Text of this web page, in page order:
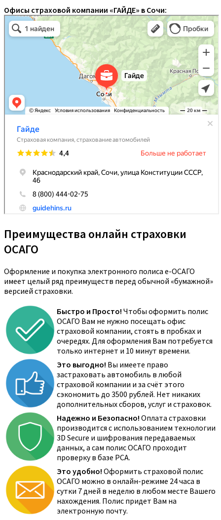
Офисы страховой компании «ГАЙДЕ» в Сочи:
Преимущества онлайн страховки
ОСАГО
Оформление и покупка электронного полиса е-ОСАГО
имеет целый ряд преимуществ перед обычной «бумажной»
версией страховки.
Быстро и Просто! Чтобы оформить полис
ОСАГО Вам не нужно посещать офис
страховой компании, стоять в пробках и
очередях. Для оформления Вам потребуется
только интернет и 10 минут времени.
Это выгодно! Вы имеете право
застраховать автомобиль в любой
страховой компании и за счёт этого
сэкономить до 3500 рублей. Нет никаких
дополнительных сборов, услуг и страховок.
Надежно и Безопасно! Оплата страховки
производится с использованием технологии
3D Secure и шифрования передаваемых
данных, а сам полис ОСАГО проходит
проверку в базе РСА.
Это удобно! Оформить страховой полис
ОСАГО можно в онлайн-режиме 24 часа в
сутки 7 дней в неделю в любом месте Вашего
нахождения. Полис придет Вам на
электронную почту.